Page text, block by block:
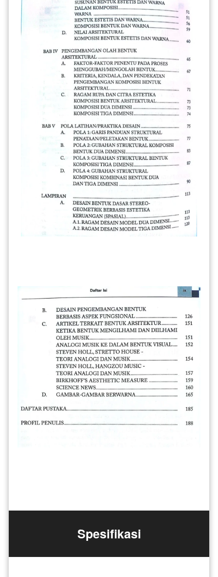
Spesifikasi